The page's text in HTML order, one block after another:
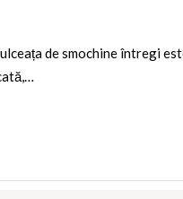
de smochine întregi